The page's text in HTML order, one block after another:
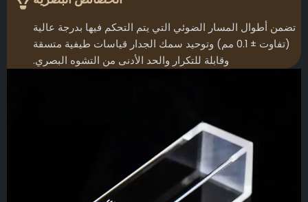
تضمن أطوال المسار الضوئي التي يتم التحكم فيها بدرجة عالية
(تفاوت ± 0.1 مم) وتوحيد سمك الجدار قياسات طيفية متسقة
وقابلة للتكرار والحد الأدنى من التشوه البصري.